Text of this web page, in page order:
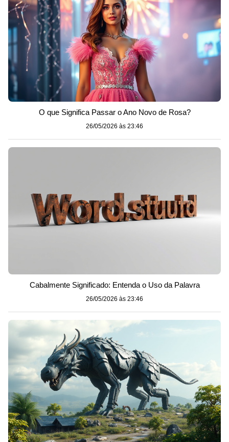
O que Significa Passar o Ano Novo de Rosa?
26/05/2026 às 23:46
Cabalmente Significado: Entenda o Uso da Palavra
26/05/2026 às 23:46